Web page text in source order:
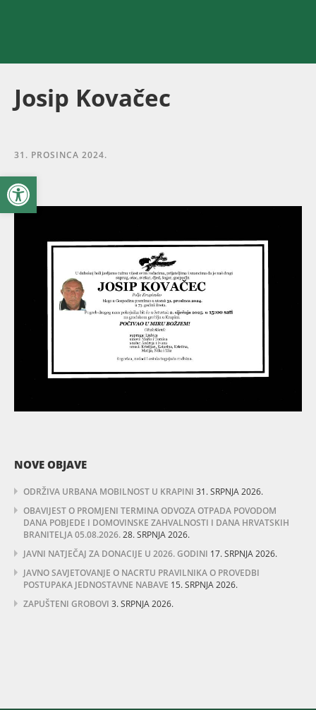
Open toolbar
Josip Kovačec
31. PROSINCA 2024.
NOVE OBJAVE
ODRŽIVA URBANA MOBILNOST U KRAPINI 31. SRPNJA 2026.
OBAVIJEST O PROMJENI TERMINA ODVOZA OTPADA POVODOM
DANA POBJEDE I DOMOVINSKE ZAHVALNOSTI I DANA HRVATSKIH
BRANITELJA 05.08.2026.28. SRPNJA 2026.
JAVNI NATJEČAJ ZA DONACIJE U 2026. GODINI 17. SRPNJA 2026.
JAVNO SAVJETOVANJE O NACRTU PRAVILNIKA O PROVEDBI
POSTUPAKA JEDNOSTAVNE NABAVE 15. SRPNJA 2026.
ZAPUŠTENI GROBOVI 3. SRPNJA 2026.